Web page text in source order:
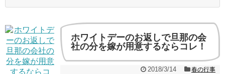
ホワイトデーのお返しで旦那の会
社の分を嫁が用意するならコレ！
2018/3/14 春の行事